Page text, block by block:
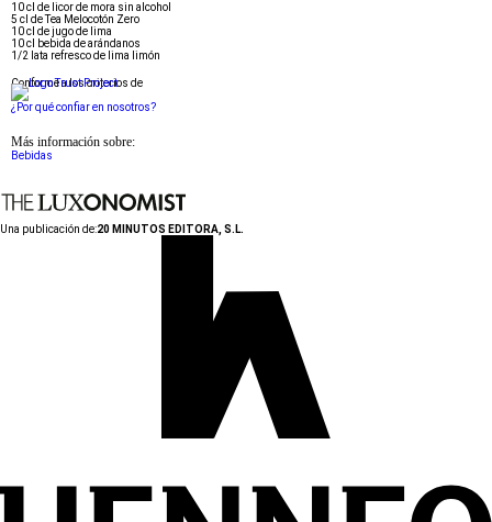
10 cl de licor de mora sin alcohol
5 cl de Tea Melocotón Zero
10 cl de jugo de lima
10 cl bebida de arándanos
1/2 lata refresco de lima limón
Conforme a los criterios de
¿Por qué confiar en nosotros?
Más información sobre:
Bebidas
Una publicación de:20 MINUTOS EDITORA, S.L.